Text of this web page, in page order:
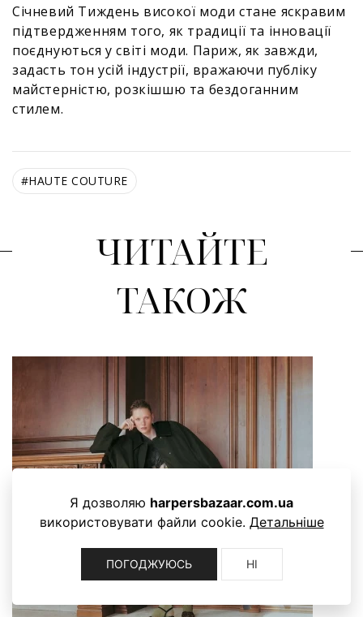
Січневий Тиждень високої моди стане яскравим
підтвердженням того, як традиції та інновації
поєднуються у світі моди. Париж, як завжди,
задасть тон усій індустрії, вражаючи публіку
майстерністю, розкішшю та бездоганним
стилем.
#HAUTE COUTURE
ЧИТАЙТЕ
ТАКОЖ
Я дозволяю harpersbazaar.com.ua
використовувати файли cookie. Детальніше
ПОГОДЖУЮСЬ НІ